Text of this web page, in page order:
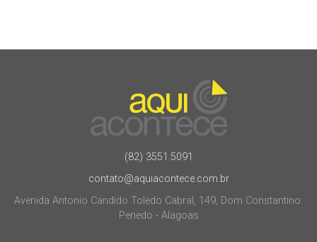
(82) 3551.5091
contato@aquiacontece.com.br
Avenida Antonio Candido Toledo Cabral, 149, Dom Constantino.
Penedo - Alagoas